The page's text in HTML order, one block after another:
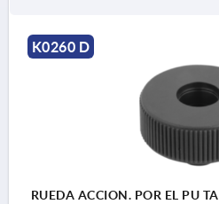
K0260 D
RUEDA ACCION. POR EL PU